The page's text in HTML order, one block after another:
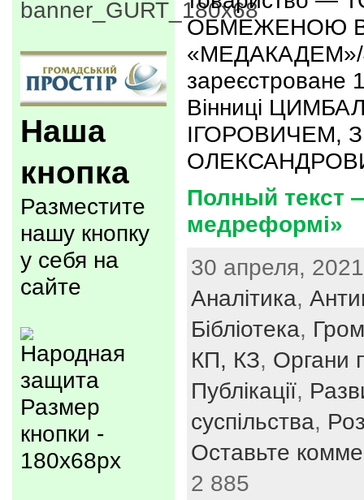
Наша
кнопка
Разместите
нашу кнопку
у себя на
сайте
Размер
кнопки -
180x68px
ОБМЕЖЕНОЮ
«МЕДАКАДЕМ»/
зареєстроване
Вінниці
ІГОРОВИЧЕМ,
Полный текст
медреформі»
30 апреля,
Аналітика,
Бібліотека,
КП, КЗ, Органи
Публікації,
суспільства,
Оставьте
2 885